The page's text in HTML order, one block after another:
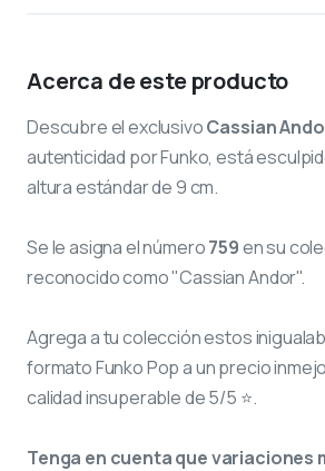
Acerca de este producto
Descubre el exclusivoCassian
autenticidad por Funko, está
altura estándar de 9 cm.
Se le asigna el número759en su
reconocido como "Cassian Andor".
Agrega a tu colección estos
formato Funko Pop a un precio
calidad insuperable de 5/5 ⭐.
Tenga en cuenta que variaciones